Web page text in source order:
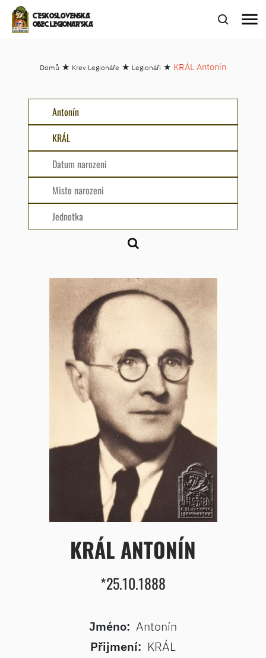
ČESKOSLOVENSKÁ
OBEC LEGIONÁŘSKÁ
menu
Domů ★ Krev Legionáře ★ Legionáři ★ KRÁL Antonín
KRÁL ANTONÍN
*25.10.1888
Jméno: Antonín
Přijmení: KRÁL